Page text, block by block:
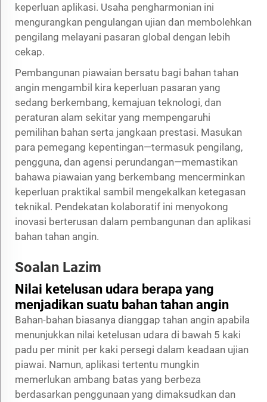
keperluan aplikasi. Usaha pengharmonian ini
mengurangkan pengulangan ujian dan membolehkan
pengilang melayani pasaran global dengan lebih
cekap.
Pembangunan piawaian bersatu bagi bahan tahan
angin mengambil kira keperluan pasaran yang
sedang berkembang, kemajuan teknologi, dan
peraturan alam sekitar yang mempengaruhi
pemilihan bahan serta jangkaan prestasi. Masukan
para pemegang kepentingan—termasuk pengilang,
pengguna, dan agensi perundangan—memastikan
bahawa piawaian yang berkembang mencerminkan
keperluan praktikal sambil mengekalkan ketegasan
teknikal. Pendekatan kolaboratif ini menyokong
inovasi berterusan dalam pembangunan dan aplikasi
bahan tahan angin.
Soalan Lazim
Nilai ketelusan udara berapa yang
menjadikan suatu bahan tahan angin
Bahan-bahan biasanya dianggap tahan angin apabila
menunjukkan nilai ketelusan udara di bawah 5 kaki
padu per minit per kaki persegi dalam keadaan ujian
piawai. Namun, aplikasi tertentu mungkin
memerlukan ambang batas yang berbeza
berdasarkan penggunaan yang dimaksudkan dan